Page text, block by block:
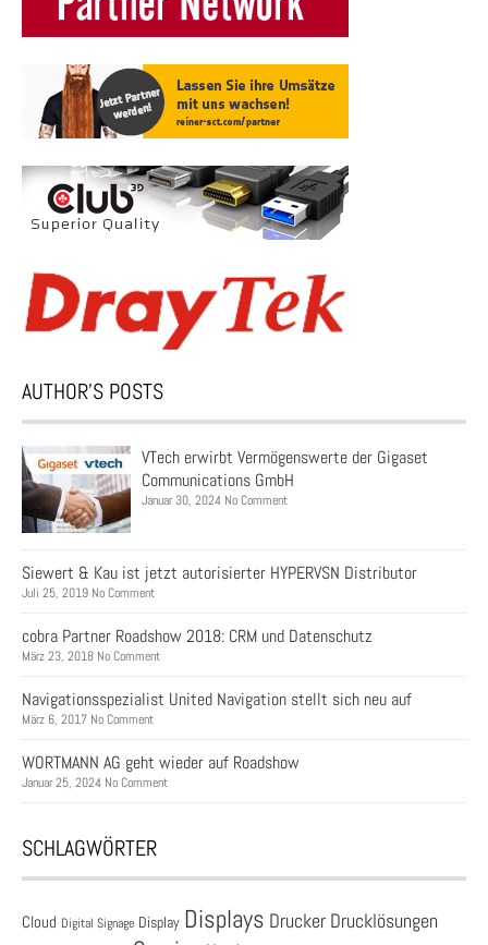
AUTHOR’S POSTS
VTech erwirbt Vermögenswerte der Gigaset
Communications GmbH
Januar 30, 2024 No Comment
Siewert & Kau ist jetzt autorisierter HYPERVSN Distributor
Juli 25, 2019 No Comment
cobra Partner Roadshow 2018: CRM und Datenschutz
März 23, 2018 No Comment
Navigationsspezialist United Navigation stellt sich neu auf
März 6, 2017 No Comment
WORTMANN AG geht wieder auf Roadshow
Januar 25, 2024 No Comment
SCHLAGWÖRTER
Cloud Digital Signage Display Displays Drucker Drucklösungen